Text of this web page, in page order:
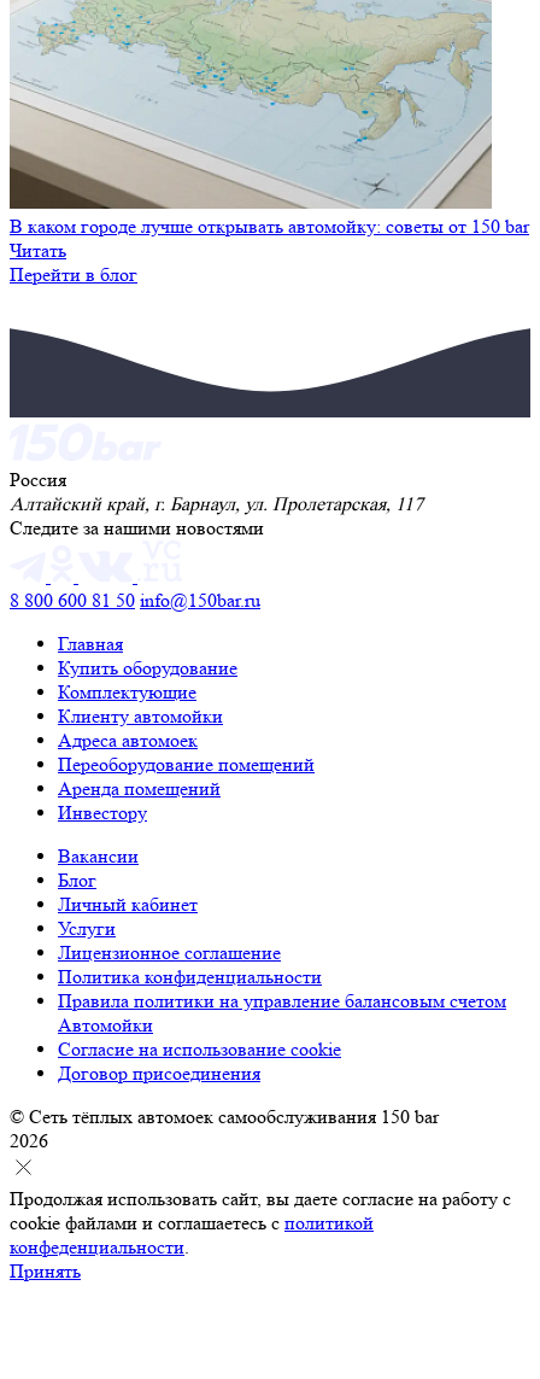
В каком городе лучше открывать автомойку: советы от 150 bar
Читать
Перейти в блог
Россия
Алтайский край, г. Барнаул, ул. Пролетарская, 117
Следите за нашими новостями
8 800 600 81 50 info@150bar.ru
Главная
Купить оборудование
Комплектующие
Клиенту автомойки
Адреса автомоек
Переоборудование помещений
Аренда помещений
Инвестору
Вакансии
Блог
Личный кабинет
Услуги
Лицензионное соглашение
Политика конфиденциальности
Правила политики на управление балансовым счетом
Автомойки
Согласие на использование cookie
Договор присоединения
© Сеть тёплых автомоек самообслуживания 150 bar
2026
Продолжая использовать сайт, вы даете согласие на работу с
cookie файлами и соглашаетесь с политикой
конфеденциальности
Принять